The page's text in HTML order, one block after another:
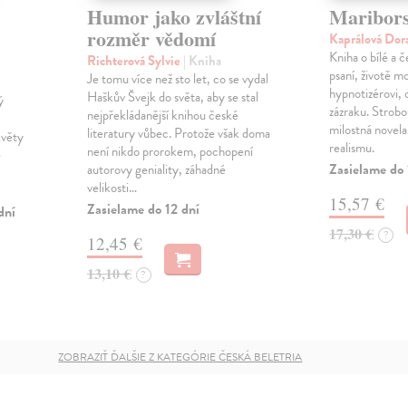
Humor jako zvláštní
rozměr vědomí
Richterová Sylvie | Kniha
Je tomu více než sto let, co se vydal
Haškův Švejk do světa, aby se stal
nejpřekládanější knihou české
literatury vůbec. Protože však doma
není nikdo prorokem, pochopení
autorovy geniality, záhadné
velikosti…
Zasielame do 12 dní
12,45 €
13,10 € ?
Kaprálová
Kniha o bílé a
psaní, životě
hypnotizérovi,
zázraku.
milostná
realismu.
Zasielame
15,57 €
17,30 € ?
ZOBRAZIŤ ĎALŠIE Z KATEGÓRIE ČESKÁ BELETRIA